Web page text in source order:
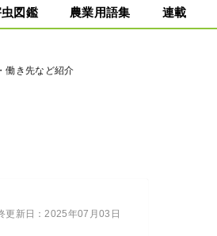
図鑑 農業用語集 連載
働き先など紹介
更新日：2025年07月03日